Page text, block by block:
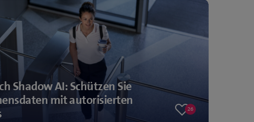
26
26
Shadow AI: Schützen Sie
mit autorisierten